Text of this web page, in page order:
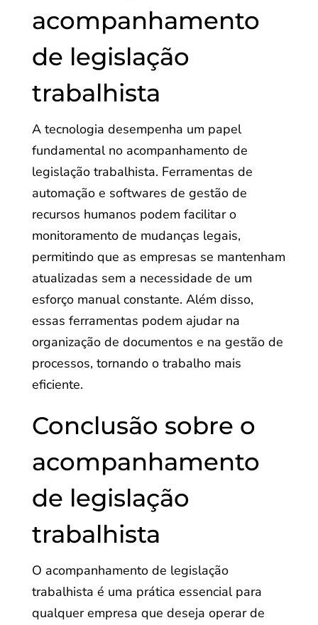
acompanhamento
de legislação
trabalhista
A tecnologia desempenha um papel
fundamental no acompanhamento de
legislação trabalhista. Ferramentas de
automação e softwares de gestão de
recursos humanos podem facilitar o
monitoramento de mudanças legais,
permitindo que as empresas se mantenham
atualizadas sem a necessidade de um
esforço manual constante. Além disso,
essas ferramentas podem ajudar na
organização de documentos e na gestão de
processos, tornando o trabalho mais
eficiente.
Conclusão sobre o
acompanhamento
de legislação
trabalhista
O acompanhamento de legislação
trabalhista é uma prática essencial para
qualquer empresa que deseja operar de